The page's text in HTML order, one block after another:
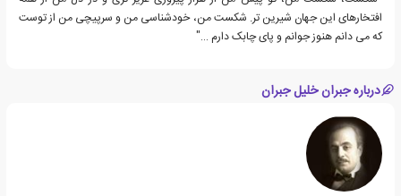
افتخارهای این جهان شیرین تر. شکست من، خودشناسی من و سرپیچی من از توست
که می دانم هنوز جوانم و پای چابک دارم …"
درباره جبران خلیل جبران